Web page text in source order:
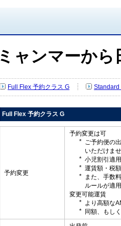
ミャンマーから
Full Flex 予約クラス G Standard
Full Flex 予約クラス G
予約変更
予約変更は可
ご予約便の
いただけま
小児割引適
運賃額・税
また、手数
ルールが適
変更可能運賃
より高額な
同額、もし